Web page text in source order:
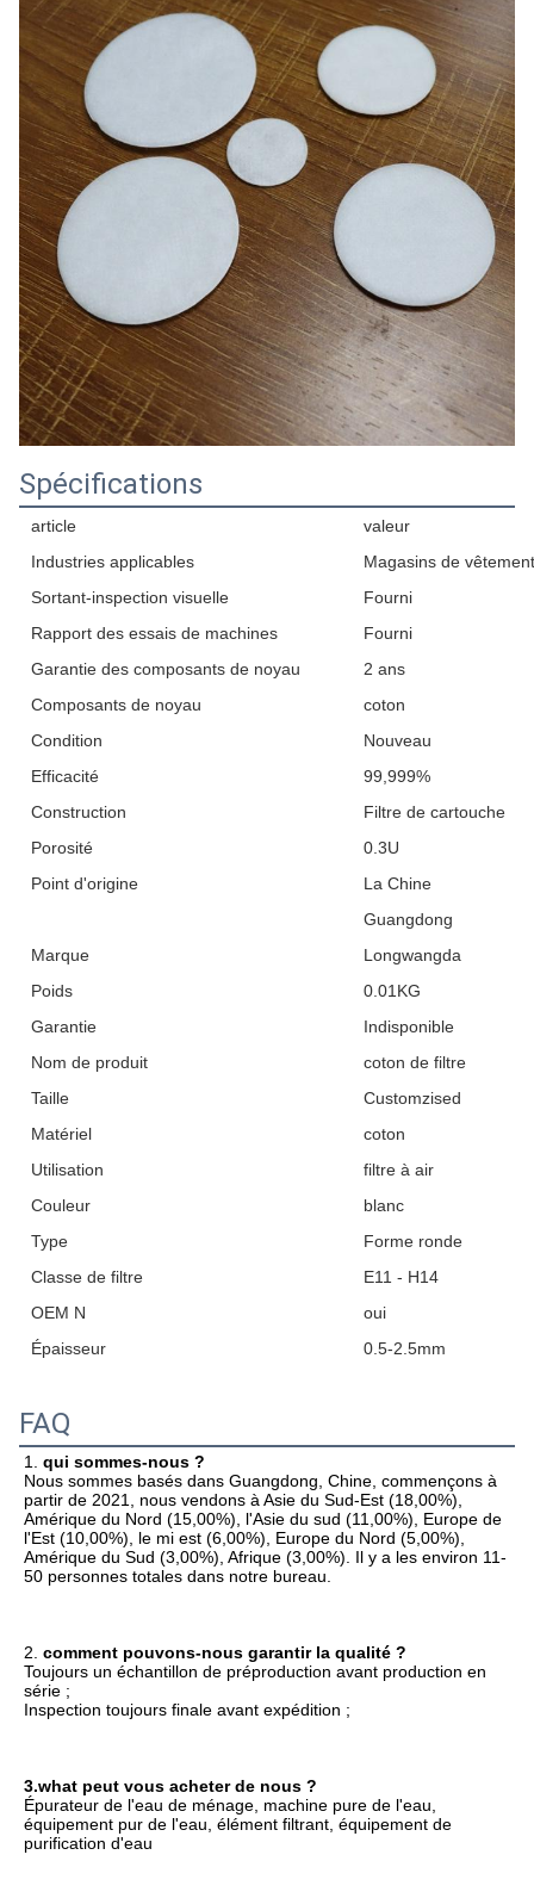
Spécifications
article
valeur
Industries applicables
Magasins de
Sortant-inspection visuelle
Fourni
Rapport des essais de machines
Fourni
Garantie des composants de noyau
2 ans
Composants de noyau
coton
Condition
Nouveau
Efficacité
99,999%
Construction
Filtre de cartouche
Porosité
0.3U
Point d'origine
La Chine
Guangdong
Marque
Longwangda
Poids
0.01KG
Garantie
Indisponible
Nom de produit
coton de filtre
Taille
Customzised
Matériel
coton
Utilisation
filtre à air
Couleur
blanc
Type
Forme ronde
Classe de filtre
E11 - H14
OEM N
oui
Épaisseur
0.5-2.5mm
FAQ
1. qui sommes-nous ?
Nous sommes basés dans Guangdong, Chine, commençons à
partir de 2021, nous vendons à Asie du Sud-Est (18,00%),
Amérique du Nord (15,00%), l'Asie du sud (11,00%), Europe de
l'Est (10,00%), le mi est (6,00%), Europe du Nord (5,00%),
Amérique du Sud (3,00%), Afrique (3,00%). Il y a les environ 11-
50 personnes totales dans notre bureau.
2. comment pouvons-nous garantir la qualité ?
Toujours un échantillon de préproduction avant production en
série ;
Inspection toujours finale avant expédition ;
3.what peut vous acheter de nous ?
Épurateur de l'eau de ménage, machine pure de l'eau,
équipement pur de l'eau, élément filtrant, équipement de
purification d'eau